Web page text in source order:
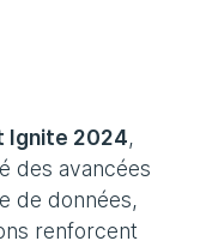
Ignite 2024,
des avancées
de données,
renforcent